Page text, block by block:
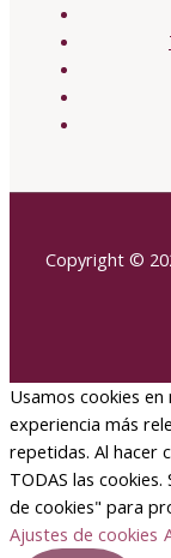
Copyright ©
Usamos cookies
experiencia más
repetidas. Al hacer
TODAS las
de cookies" para
Ajustes de cookies